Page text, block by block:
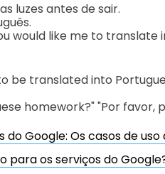
luzes antes de sair.
would like me to translate
be translated into
homework?" "Por favor,
Google: Os casos de uso
para os serviços do